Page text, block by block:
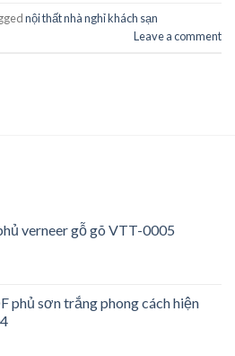
nội thất nhà nghỉ khách sạn
Leave a comment
verneer gỗ gõ VTT-0005
phủ sơn trắng phong cách hiện